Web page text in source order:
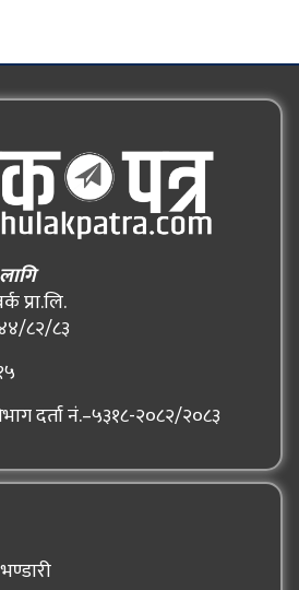
प्रा.लि.
८२/८३
दर्ता नं.–५३१८-२०८२/२०८३